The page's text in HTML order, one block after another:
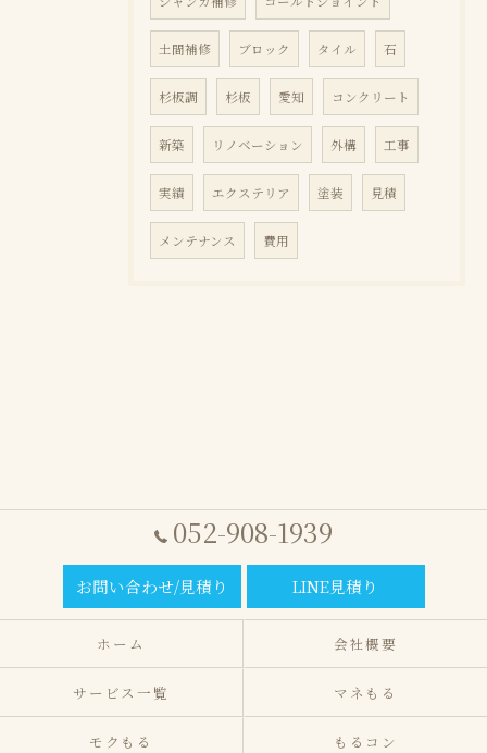
土間補修 ブロック タイル 石
杉板調 杉板 愛知 コンクリート
新築 リノベーション 外構 工事
実績 エクステリア 塗装 見積
メンテナンス 費用
052-908-1939
お問い合わせ/見積り LINE見積り
ホーム 会社概要
サービス一覧 マネもる
モクもる もるコン